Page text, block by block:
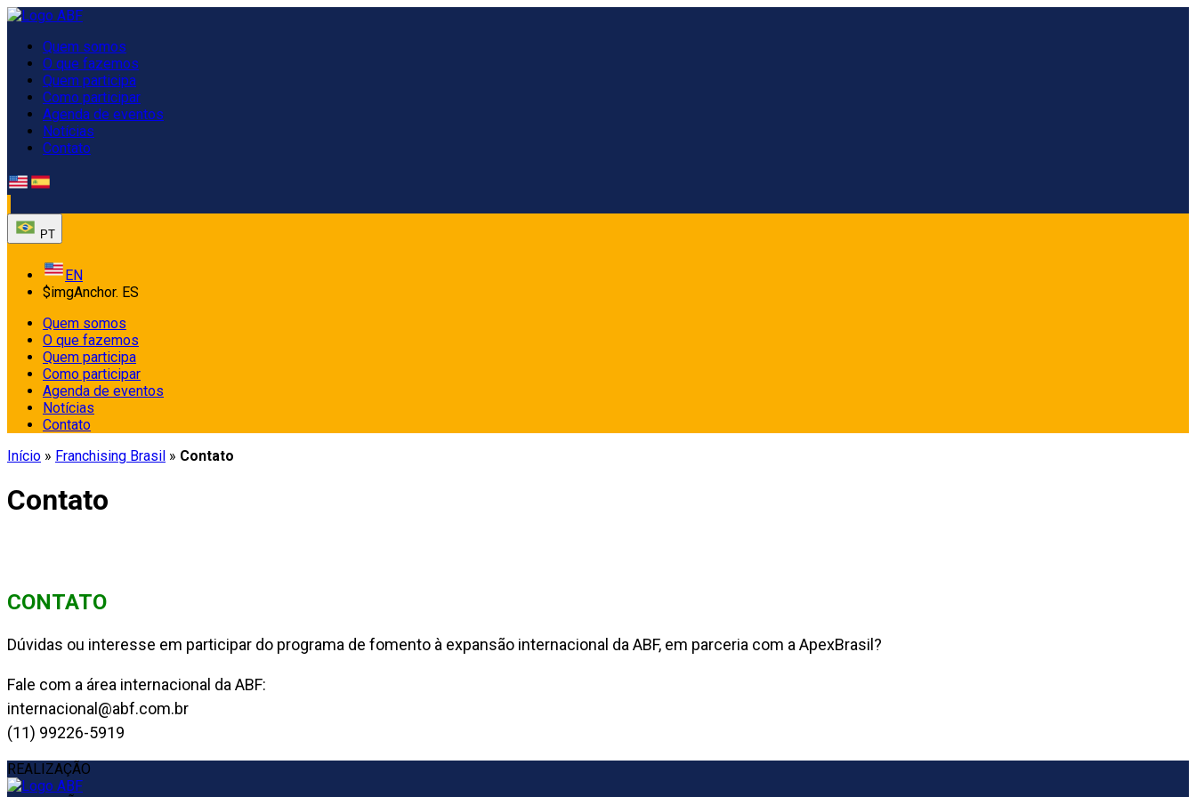
Quem somos
O que fazemos
Quem participa
Como participar
Agenda de eventos
Notícias
Contato
PT
EN
$imgAnchor. ES
Quem somos
O que fazemos
Quem participa
Como participar
Agenda de eventos
Notícias
Contato
Início » Franchising Brasil » Contato
Contato
CONTATO
Dúvidas ou interesse em participar do programa de fomento à expansão internacional da ABF, em parceria com a ApexBrasil?
Fale com a área internacional da ABF:
internacional@abf.com.br
(11) 99226-5919
REALIZAÇÃO